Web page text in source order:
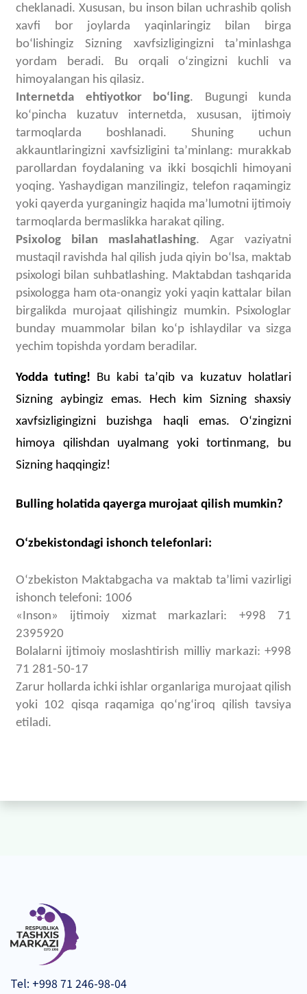
cheklanadi. Xususan, bu inson bilan uchrashib qolish
xavfi bor joylarda yaqinlaringiz bilan birga
boʻlishingiz Sizning xavfsizligingizni taʼminlashga
yordam beradi. Bu orqali oʻzingizni kuchli va
himoyalangan his qilasiz.
Internetda ehtiyotkor boʻling. Bugungi kunda
koʻpincha kuzatuv internetda, xususan, ijtimoiy
tarmoqlarda boshlanadi. Shuning uchun
akkauntlaringizni xavfsizligini taʼminlang: murakkab
parollardan foydalaning va ikki bosqichli himoyani
yoqing. Yashaydigan manzilingiz, telefon raqamingiz
yoki qayerda yurganingiz haqida maʼlumotni ijtimoiy
tarmoqlarda bermaslikka harakat qiling.
Psixolog bilan maslahatlashing. Agar vaziyatni
mustaqil ravishda hal qilish juda qiyin boʻlsa, maktab
psixologi bilan suhbatlashing. Maktabdan tashqarida
psixologga ham ota-onangiz yoki yaqin kattalar bilan
birgalikda murojaat qilishingiz mumkin.
Psixologlar
bunday muammolar bilan koʻp ishlaydilar va sizga
yechim topishda yordam beradilar.
Yodda tuting!
Bu kabi taʼqib va kuzatuv holatlari
Sizning aybingiz emas. Hech kim Sizning shaxsiy
xavfsizligingizni buzishga haqli emas. Oʻzingizni
himoya qilishdan uyalmang yoki tortinmang, bu
Sizning haqqingiz!
Bulling holatida qayerga murojaat qilish mumkin?
Oʻzbekistondagi ishonch telefonlari:
Oʻzbekiston Maktabgacha va maktab taʼlimi vazirligi
ishonch telefoni: 1006
«Inson» ijtimoiy xizmat markazlari: +998 71
2395920
Bolalarni ijtimoiy moslashtirish milliy markazi: +998
71 281-50-17
Zarur hollarda ichki ishlar organlariga murojaat qilish
yoki 102 qisqa raqamiga qoʻngʻiroq qilish tavsiya
etiladi.
Tel: +998 71 246-98-04